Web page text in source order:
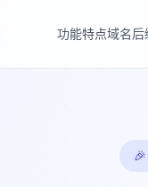
功能特点域名后
🎉